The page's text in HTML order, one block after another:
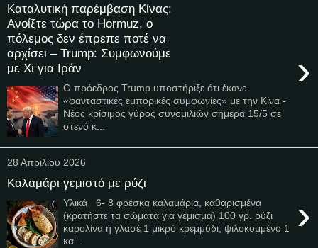
Καταλυτική παρέμβαση Κίνας:
Ανοίξτε τώρα το Hormuz, o
πόλεμος δεν έπρεπε ποτέ να
αρχίσει – Trump: Συμφωνούμε
με Xi για Ιράν
›
Ο πρόεδρος Trump υποστήριξε ότι έκανε
«φανταστικές εμπορικές συμφωνίες» με την Κίνα -
Νέος κρίσιμος γύρος συνομιλιών σήμερα 15/5 σε
στενό κ...
28 Απριλίου 2026
Καλαμάρι γεμιστό με ρύζι
›
Υλικά 6- 8 φρέσκα καλαμάρια, καθαρισμένα
(κρατήστε τα σώματα για γέμισμα) 100 γρ. ρύζι
καρολίνα ή γλασέ 1 μικρό κρεμμύδι, ψιλοκομμένο 1
κα...